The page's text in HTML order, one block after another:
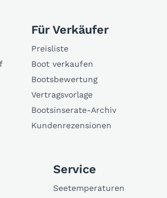
Für Verkäufer
Preisliste
Boot verkaufen
Bootsbewertung
Vertragsvorlage
Bootsinserate-Archiv
Kundenrezensionen
Service
Seetemperaturen